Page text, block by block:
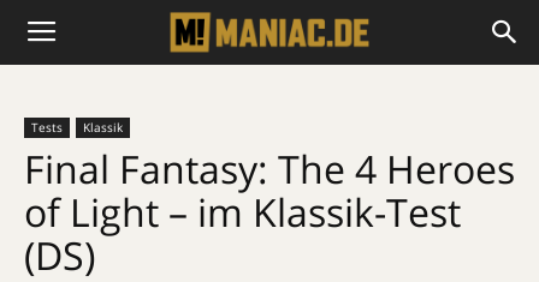
Tests Klassik
Final Fantasy: The 4 Heroes
of Light – im Klassik-Test
(DS)